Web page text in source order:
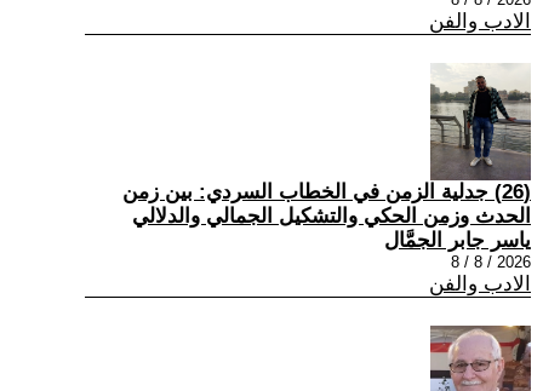
الادب والفن
(26) جدلية الزمن في الخطاب السردي: بين زمن
الحدث وزمن الحكي والتشكيل الجمالي والدلالي
ياسر جابر الجمَّال
2026 / 8 / 8
الادب والفن